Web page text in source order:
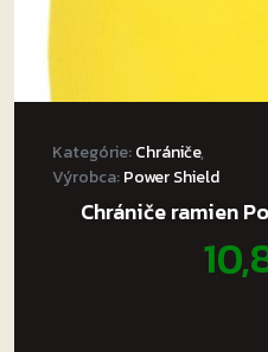
Kategórie:Chrániče,
Výrobca:Power Shield
Chrániče ramien